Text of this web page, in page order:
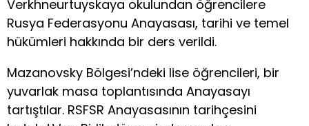
Verkhneurtuyskaya okulundan öğrencilere
Rusya Federasyonu Anayasası, tarihi ve temel
hükümleri hakkında bir ders verildi.
Mazanovsky Bölgesi’ndeki lise öğrencileri, bir
yuvarlak masa toplantısında Anayasayı
tartıştılar. RSFSR Anayasasının tarihçesini